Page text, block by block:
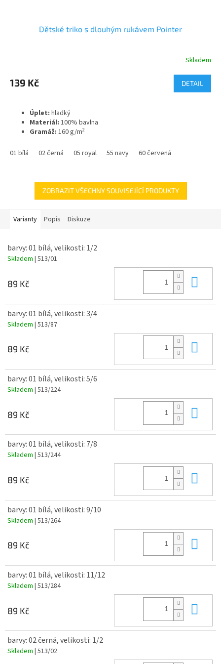
Dětské triko s dlouhým rukávem Pointer
produktu
je
hvězdiček.
Skladem
139 Kč DETAIL
Úplet: hladký
Materiál: 100% bavlna
Gramáž: 160 g/m2
01 bílá 02 černá 05 royal 55 navy 60 červená
ZOBRAZIT VŠECHNY SOUVISEJÍCÍ PRODUKTY
Varianty Popis Diskuze
barvy: 01 bílá, velikosti: 1/2
Skladem | 513/01
89 Kč
barvy: 01 bílá, velikosti: 3/4
Skladem | 513/87
89 Kč
barvy: 01 bílá, velikosti: 5/6
Skladem | 513/224
89 Kč
barvy: 01 bílá, velikosti: 7/8
Skladem | 513/244
89 Kč
barvy: 01 bílá, velikosti: 9/10
Skladem | 513/264
89 Kč
barvy: 01 bílá, velikosti: 11/12
Skladem | 513/284
89 Kč
barvy: 02 černá, velikosti: 1/2
Skladem | 513/02